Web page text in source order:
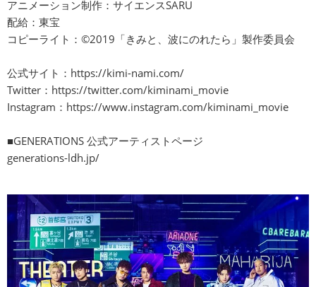
アニメーション制作：サイエンスSARU
配給：東宝
コピーライト：©2019「きみと、波にのれたら」製作委員会
公式サイト： https://kimi-nami.com/
Twitter： https://twitter.com/kiminami_movie
Instagram： https://www.instagram.com/kiminami_movie
■GENERATIONS 公式アーティストページ
generations-ldh.jp/